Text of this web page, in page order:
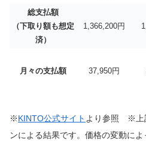
総支払額
（下取り額も想定
済）
1,366,200円
月々の支払額 37,950円
※KINTO公式サイト より参照 ※上
ンによる結果です。価格の変動に